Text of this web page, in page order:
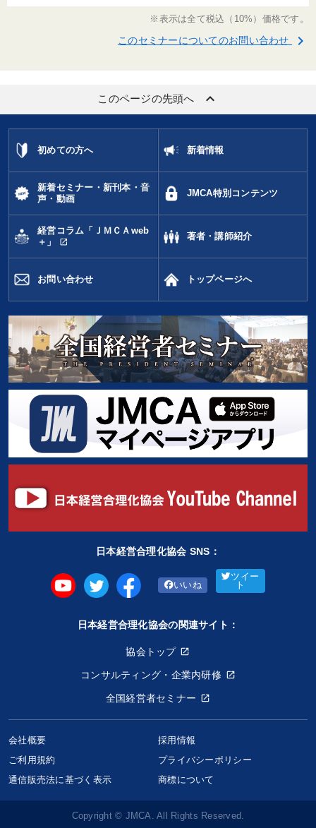
※表示は全て税込（10%）価格です。
このセミナーについてのお問い合わせ keyboard_arrow_right
このページの先頭へ keyboard_arrow_up
初めての方へ 新着情報
新着セミナー・新刊本・音
声・動画
JMCA特別コンテンツ
経営コラム「ＪＭＣＡweb
＋」
open_in_new
著者・講師紹介
お問い合わせ トップページへ
日本経営合理化協会 SNS：
いいね
ツイー
ト
日本経営合理化協会の関連サイト：
協会トップ
コンサルティング・企業内研修
全国経営者セミナー
会社概要
採用情報
ご利用規約
プライバシーポリシー
通信販売法に基づく表示
商標について
Copyright © JMCA. All Rights Reserved.
角田識之（臥龍）の“二十の会”
keyboard_arrow_downセミナー選択